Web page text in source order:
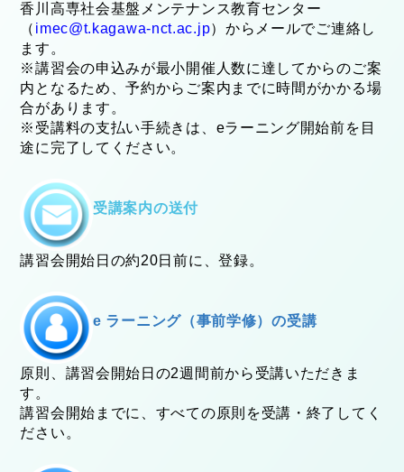
香川高専社会基盤メンテナンス教育センター
（ imec@t.kagawa-nct.ac.jp）からメールでご連絡し
ます。
※講習会の申込みが最小開催人数に達してからのご案
内となるため、予約からご案内までに時間がかかる場
合があります。
※受講料の支払い手続きは、eラーニング開始前を目
途に完了してください。
受講案内の送付
講習会開始日の約20日前に、登録。
e ラーニング（事前学修）の受講
原則、講習会開始日の2週間前から受講いただきま
す。
講習会開始までに、すべての原則を受講・終了してく
ださい。